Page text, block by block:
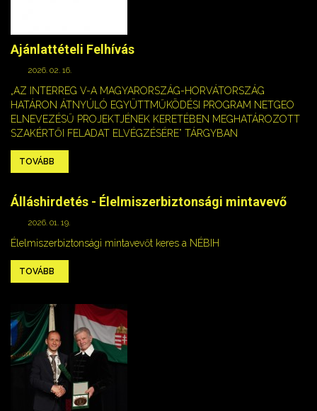
Ajánlattételi Felhívás
2026. 02. 16.
„AZ INTERREG V-A MAGYARORSZÁG-HORVÁTORSZÁG
HATÁRON ÁTNYÚLÓ EGYÜTTMŰKÖDÉSI PROGRAM NETGEO
ELNEVEZÉSŰ PROJEKTJÉNEK KERETÉBEN MEGHATÁROZOTT
SZAKÉRTŐI FELADAT ELVÉGZÉSÉRE” TÁRGYBAN
TOVÁBB
Álláshirdetés - Élelmiszerbiztonsági mintavevő
2026. 01. 19.
Élelmiszerbiztonsági mintavevőt keres a NÉBIH
TOVÁBB